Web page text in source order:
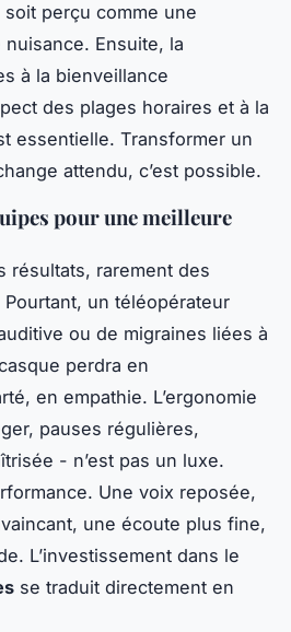
soit perçu comme une
Ensuite, la
à la bienveillance
des plages horaires et à la
essentielle. Transformer un
attendu, c’est possible.
pour une meilleure
résultats, rarement des
un téléopérateur
ou de migraines liées à
perdra en
en empathie. L’ergonomie
pauses régulières,
- n’est pas un luxe.
Une voix reposée,
une écoute plus fine,
L’investissement dans le
se traduit directement en